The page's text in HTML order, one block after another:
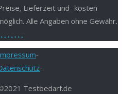
Lieferzeit und -kosten
Alle Angaben ohne Gewähr.
. . . . . . .
-
-
Testbedarf.de